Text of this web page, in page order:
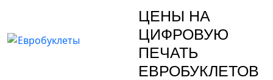
ЦЕНЫ НА
ЦИФРОВУЮ
ПЕЧАТЬ
ЕВРОБУКЛЕТОВ